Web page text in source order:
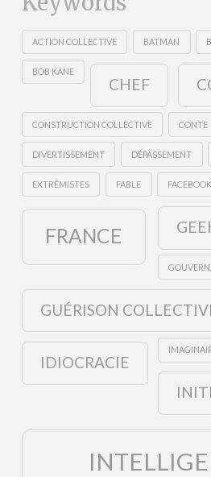
ACTION COLLECTIVE BATMAN
BOB KANE
CHEF
CONSTRUCTION COLLECTIVE CONTE
DIVERTISSEMENT DÉPASSEMENT
EXTRÊMISTES FABLE FACEBOOK
FRANCE
GUÉRISON
IDIOCRACIE